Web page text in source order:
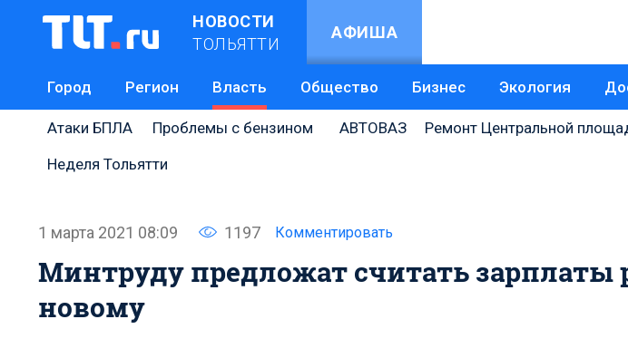
НОВОСТИ
ТОЛЬЯТТИ
АФИША
Город Регион Власть Общество Бизнес Экология
Атаки БПЛА Проблемы с бензином АВТОВАЗ Ремонт Центральной
Неделя Тольятти
1 марта 2021 08:09 1197 Комментировать
Минтруду предложат считать зарплаты
новому